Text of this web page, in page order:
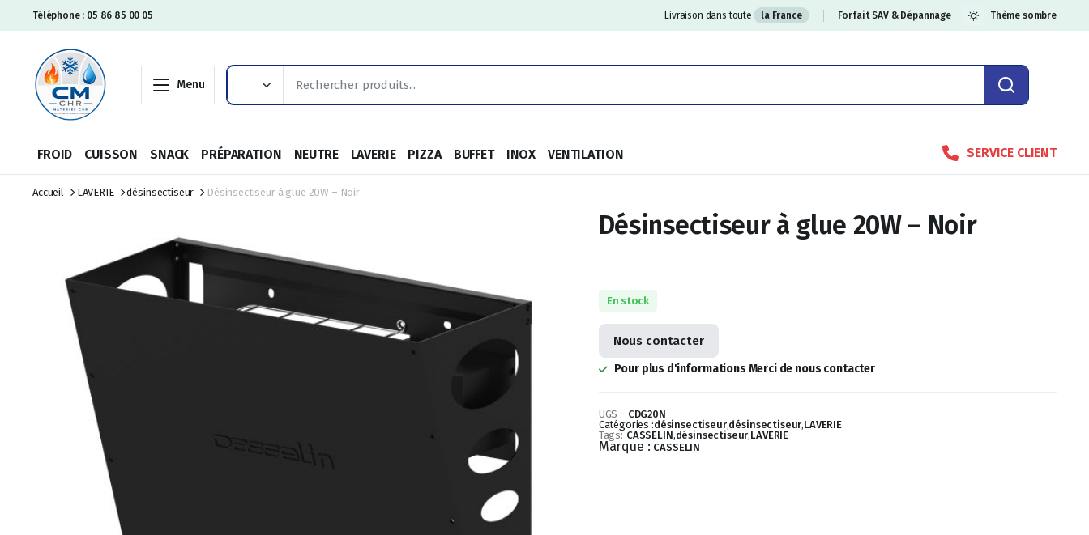
Téléphone : 05 86 85 00 05 Livraison dans toute la France Forfait SAV & Dépannage Thème sombre
Menu
FROID CUISSON SNACK PRÉPARATION NEUTRE LAVERIE PIZZA BUFFET INOX VENTILATION SERVICE CLIENT
Accueil LAVERIE désinsectiseur Désinsectiseur à glue 20W – Noir
Désinsectiseur à glue 20W – Noir
En stock
Nous contacter
Pour plus d'informations Merci de nous contacter
UGS : CDG20N
Catégories :désinsectiseur,désinsectiseur,LAVERIE
Tags: CASSELIN,désinsectiseur,LAVERIE
Marque : CASSELIN